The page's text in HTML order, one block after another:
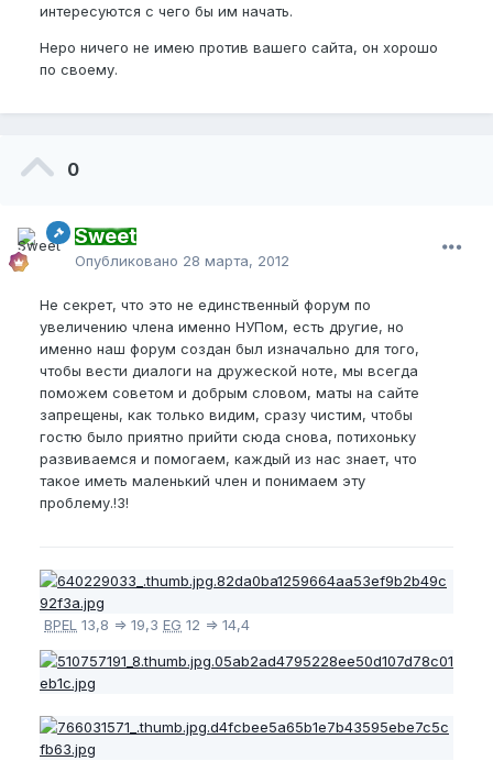
интересуются с чего бы им начать.
Неро ничего не имею против вашего сайта, он хорошо
по своему.
0
Sweet
Опубликовано 28 марта, 2012
Не секрет, что это не единственный форум по
увеличению члена именно НУПом, есть другие, но
именно наш форум создан был изначально для того,
чтобы вести диалоги на дружеской ноте, мы всегда
поможем советом и добрым словом, маты на сайте
запрещены, как только видим, сразу чистим, чтобы
гостю было приятно прийти сюда снова, потихоньку
развиваемся и помогаем, каждый из нас знает, что
такое иметь маленький член и понимаем эту
проблему.!3!
BPEL 13,8 => 19,3 EG 12 => 14,4